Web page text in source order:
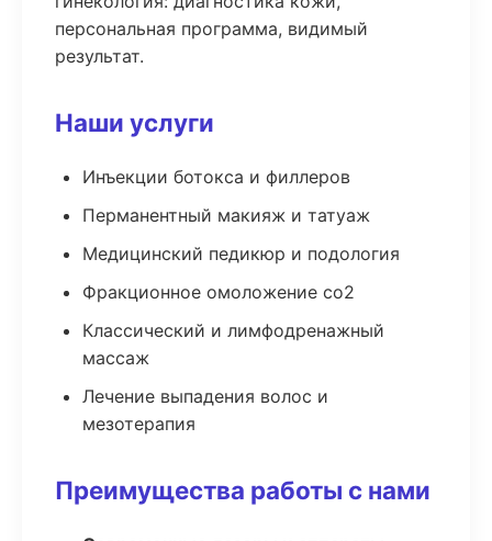
персональная программа, видимый
результат.
Наши услуги
Инъекции ботокса и филлеров
Перманентный макияж и татуаж
Медицинский педикюр и подология
Фракционное омоложение co2
Классический и лимфодренажный
массаж
Лечение выпадения волос и
мезотерапия
Преимущества работы с нами